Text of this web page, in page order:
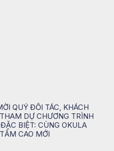
QUÝ ĐỐI TÁC, KHÁCH
DỰ CHƯƠNG TRÌNH
BIỆT: CÙNG OKULA
CAO MỚI